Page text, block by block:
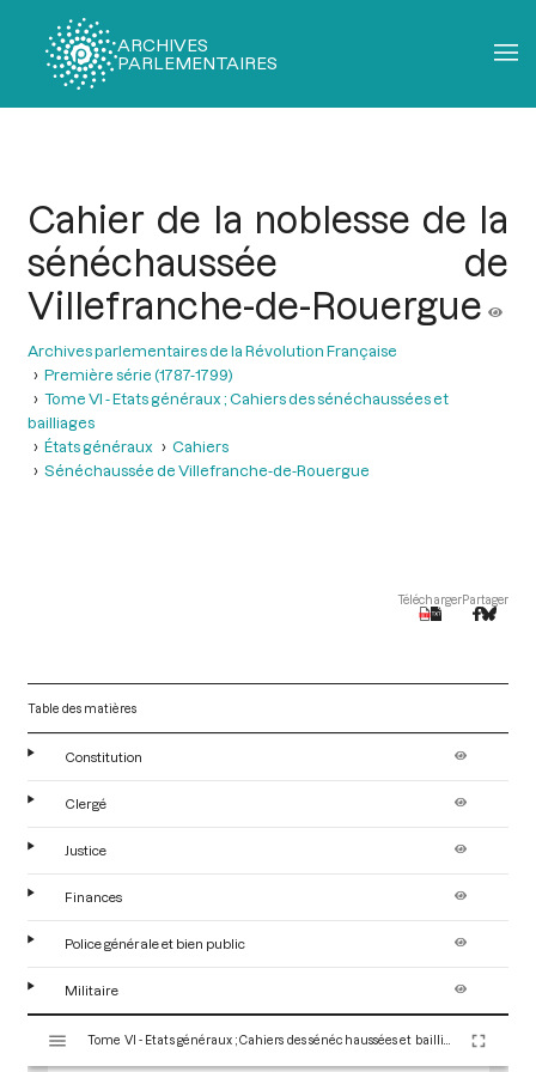
ARCHIVES
PARLEMENTAIRES
Cahier de la noblesse de la
sénéchaussée de
Villefranche-de-Rouergue
Archives parlementaires de la Révolution Française
Première série (1787-1799)
Tome VI - Etats généraux ; Cahiers des sénéchaussées et
bailliages
États généraux
Cahiers
Sénéchaussée de Villefranche-de-Rouergue
TéléchargerPartager
Table des matières
Constitution
Clergé
Justice
Finances
Police générale et bien public
Militaire